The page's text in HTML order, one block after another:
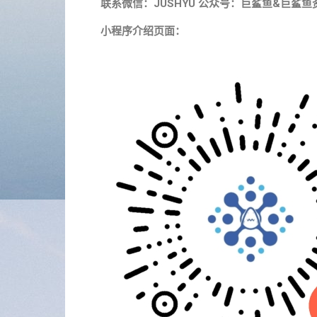
联系微信：JUSHYU 公众号：巨鲨鱼&巨鲨鱼
小程序介绍页面：